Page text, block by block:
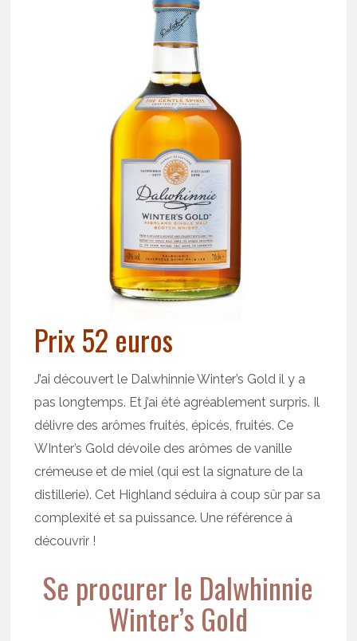
Prix 52 euros
J’ai découvert le Dalwhinnie Winter’s Gold il y a
pas longtemps. Et j’ai été agréablement surpris. Il
délivre des arômes fruités, épicés, fruités. Ce
WInter’s Gold dévoile des arômes de vanille
crémeuse et de miel (qui est la signature de la
distillerie). Cet Highland séduira à coup sûr par sa
complexité et sa puissance. Une référence à
découvrir !
Se procurer le Dalwhinnie
Winter’s Gold